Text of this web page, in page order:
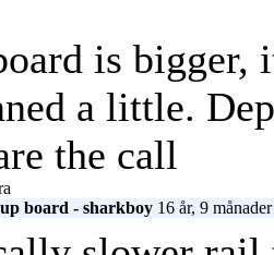
is bigger,
a little.
the call
board - sharkboy 16 år, 9